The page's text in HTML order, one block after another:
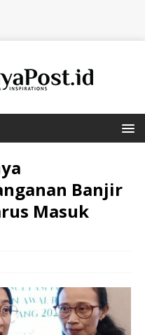
Banjir
Masuk